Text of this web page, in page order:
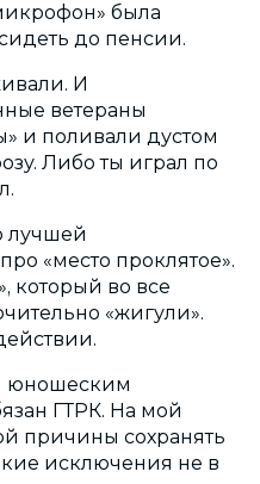
была
до пенсии.
И
ветераны
и поливали дустом
Либо ты играл по
лучшей
«место проклятое».
который во все
«жигули».
юношеским
ГТРК. На мой
причины сохранять
исключения не в